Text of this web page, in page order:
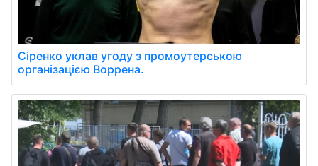
Сіренко уклав угоду з промоутерською
організацією Воррена.